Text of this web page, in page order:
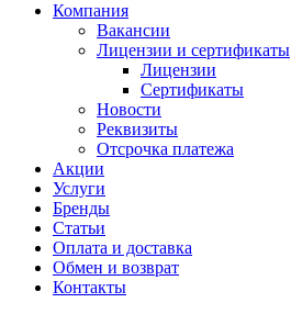
Компания
Вакансии
Лицензии и сертификаты
Лицензии
Сертификаты
Новости
Реквизиты
Отсрочка платежа
Акции
Услуги
Бренды
Статьи
Оплата и доставка
Обмен и возврат
Контакты